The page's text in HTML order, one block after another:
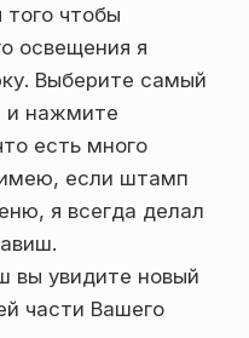
чтобы
освещения я
Выберите самый
и нажмите
есть много
если штамп
я всегда делал
вы увидите новый
части Вашего